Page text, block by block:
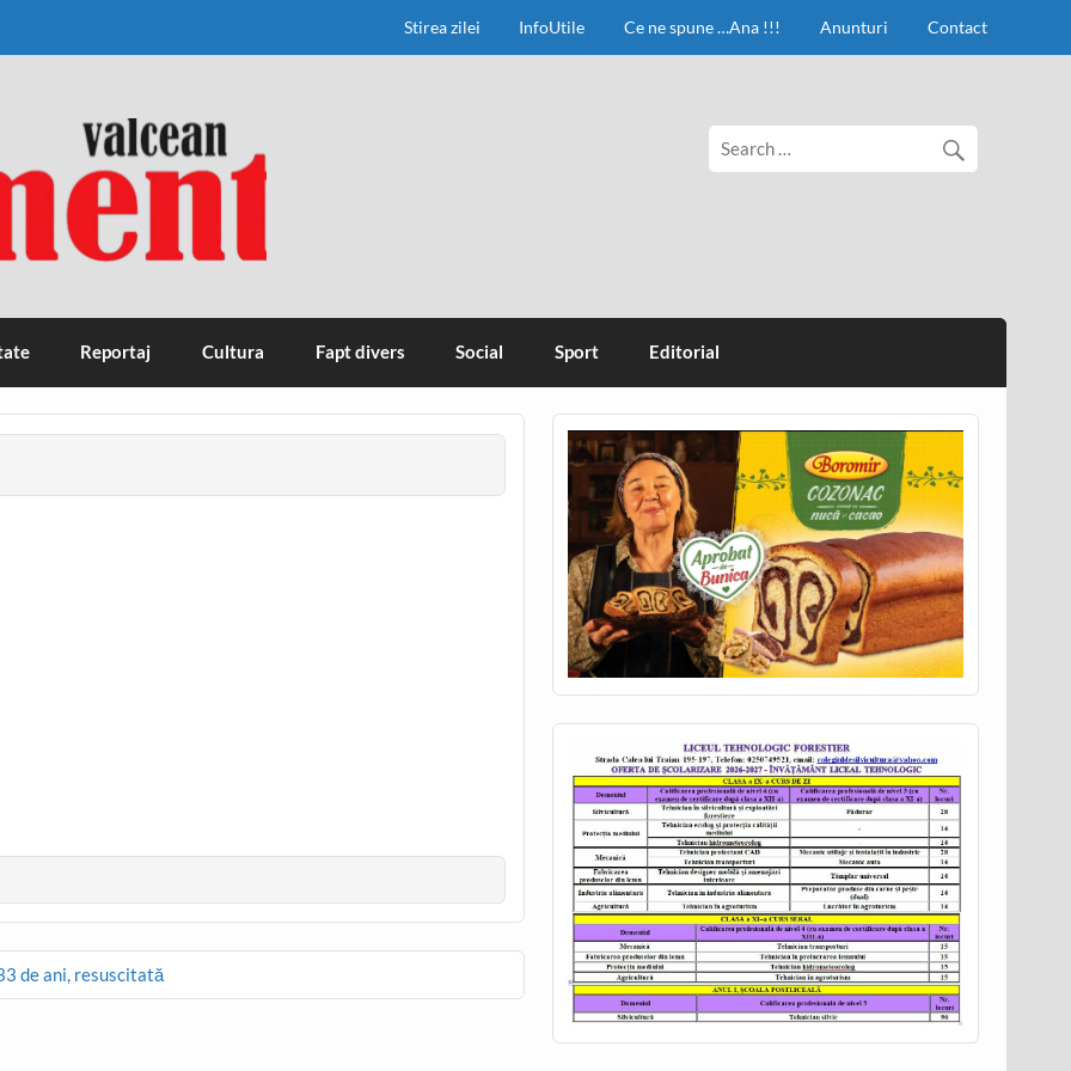
Stirea zilei InfoUtile Ce ne spune …Ana !!! Anunturi Contact
Reportaj Cultura Fapt divers Social Sport Editorial
de ani, resuscitată